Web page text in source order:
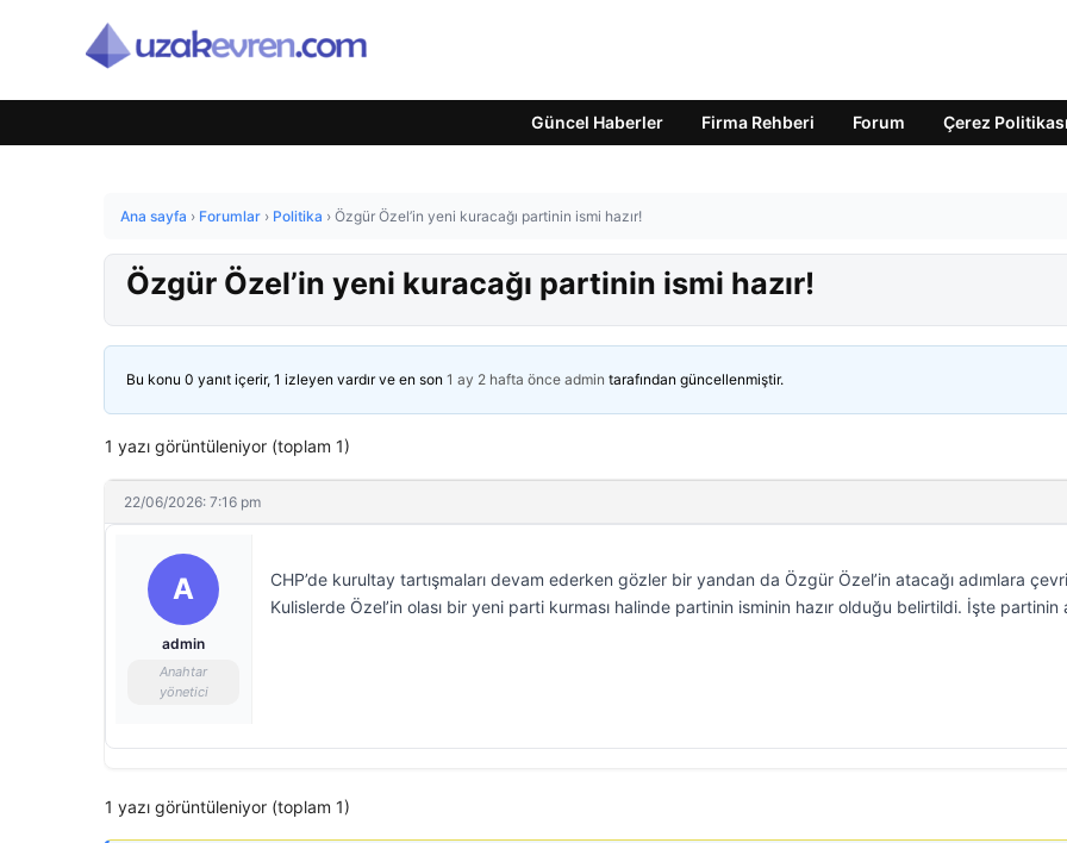
Güncel Haberler Firma Rehberi Forum Çerez Politikası
Ana sayfa › Forumlar › Politika › Özgür Özel’in yeni kuracağı partinin ismi hazır!
Özgür Özel’in yeni kuracağı partinin ismi hazır!
Bu konu 0 yanıt içerir, 1 izleyen vardır ve en son 1 ay 2 hafta önce admin tarafından güncellenmiştir.
1 yazı görüntüleniyor (toplam 1)
22/06/2026: 7:16 pm
A
admin
Anahtar
yönetici
CHP’de kurultay tartışmaları devam ederken gözler bir yandan da Özgür Özel’in atacağı adımlara
Kulislerde Özel’in olası bir yeni parti kurması halinde partinin isminin hazır olduğu belirtildi. İşte partinin
1 yazı görüntüleniyor (toplam 1)